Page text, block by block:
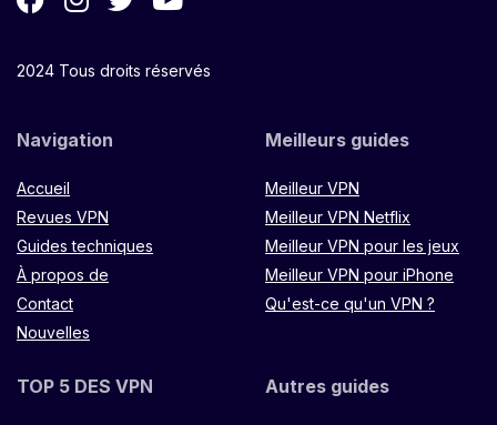
2024 Tous droits réservés
Navigation
Accueil
Revues VPN
Guides techniques
À propos de
Contact
Nouvelles
Meilleurs guides
Meilleur VPN
Meilleur VPN Netflix
Meilleur VPN pour les jeux
Meilleur VPN pour iPhone
Qu'est-ce qu'un VPN ?
TOP 5 DES VPN Autres guides